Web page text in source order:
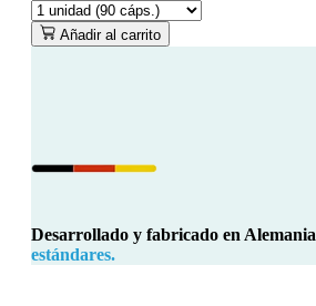
Añadir al carrito
Desarrollado y fabricado en Alemania
estándares.